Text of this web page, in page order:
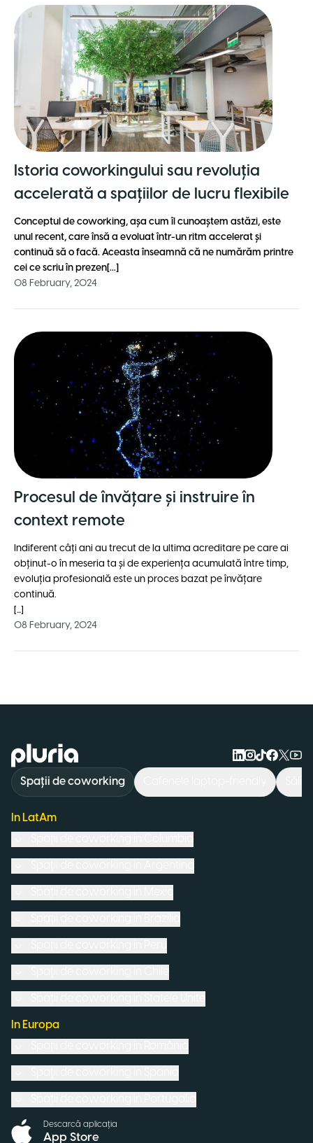
Istoria coworkingului sau revoluția
accelerată a spațiilor de lucru flexibile
Conceptul de coworking, așa cum îl cunoaștem astăzi, este
unul recent, care însă a evoluat într-un ritm accelerat și
continuă să o facă. Aceasta înseamnă că ne numărăm printre
cei ce scriu în prezen[...]
08 February, 2024
Procesul de învățare și instruire în
context remote
Indiferent câți ani au trecut de la ultima acreditare pe care ai
obținut-o în meseria ta și de experiența acumulată între timp,
evoluția profesională este un proces bazat pe învățare
continuă.
[...]
08 February, 2024
Logo Pluria
Spații de coworking
In LatAm
In Europa
Descarcă aplicația
App Store